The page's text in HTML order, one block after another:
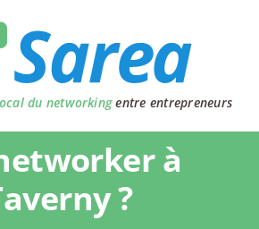
du networkingentre entrepreneurs
à
?